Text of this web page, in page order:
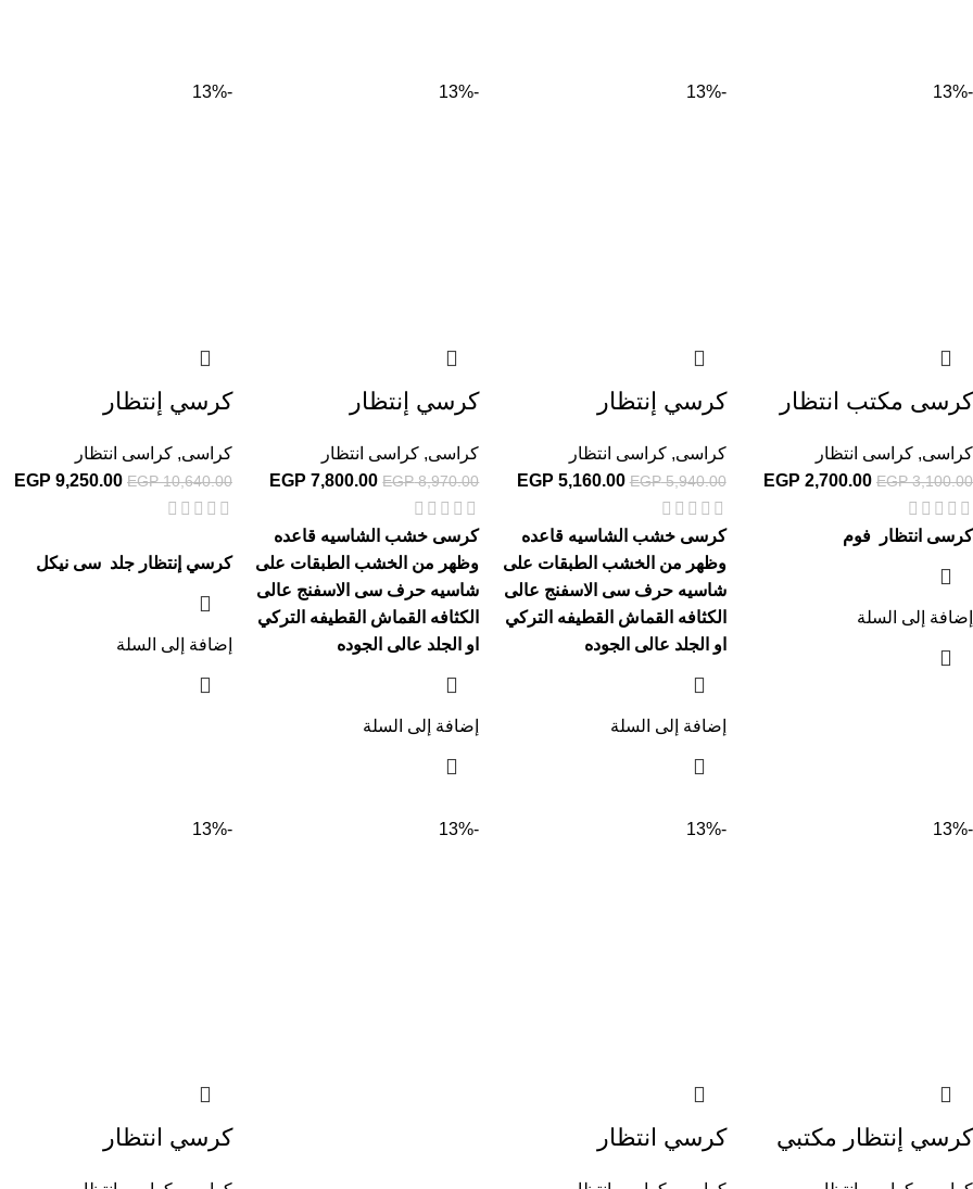
-13%
كرسى مكتب انتظار
كراسى, كراسى انتظار
EGP3,100.00
EGP 2,700.00
كرسى انتظار فوم
إضافة إلى السلة
-13%
كرسي إنتظار
كراسى,كراسى انتظار
EGP5,940.00
EGP 5,160.00
كرسى خشب الشاسيه قاعده
وظهر من الخشب الطبقات على
شاسيه حرف سى الاسفنج عالى
الكثافه القماش القطيفه التركي
او الجلد عالى الجوده
إضافة إلى السلة
-13%
كرسي إنتظار
كراسى, كراسى انتظار
EGP8,970.00
EGP 7,800.00
كرسى خشب الشاسيه قاعده
وظهر من الخشب الطبقات على
شاسيه حرف سى الاسفنج عالى
الكثافه القماش القطيفه التركي
او الجلد عالى الجوده
إضافة إلى السلة
-13%
كرسي إنتظار
كراسى, كراسى انتظار
EGP10,640.00
EGP 9,250.00
كرسي إنتظار جلد سى نيكل
إضافة إلى السلة
-13%
كرسي إنتظار مكتبي
-13%
كرسي انتظار
-13%
-13%
كرسي انتظار